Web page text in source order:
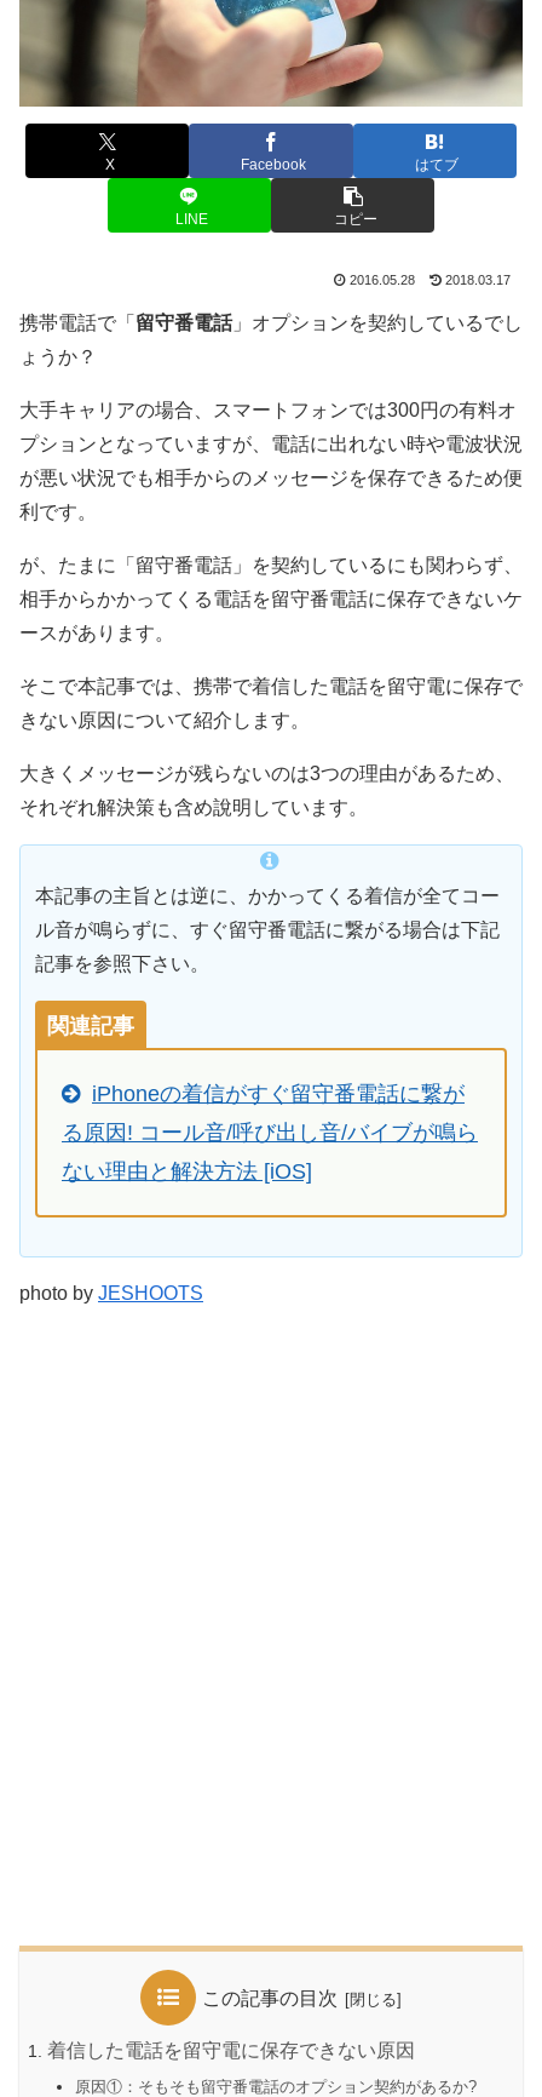
X Facebook はてブ
LINE コピー
2016.05.28 2018.03.17
携帯電話で「 留守番電話」オプションを契約しているでし
ょうか？
大手キャリアの場合、スマートフォンでは300円の有料オ
プションとなっていますが、電話に出れない時や電波状況
が悪い状況でも相手からのメッセージを保存できるため便
利です。
が、たまに「留守番電話」を契約しているにも関わらず、
相手からかかってくる電話を留守番電話に保存できないケ
ースがあります。
そこで本記事では、携帯で着信した電話を留守電に保存で
きない原因について紹介します。
大きくメッセージが残らないのは3つの理由があるため、
それぞれ解決策も含め說明しています。
本記事の主旨とは逆に、かかってくる着信が全てコー
ル音が鳴らずに、すぐ留守番電話に繋がる場合は下記
記事を参照下さい。
関連記事
iPhoneの着信がすぐ留守番電話に繋が
る原因! コール音/呼び出し音/バイブが鳴ら
ない理由と解決方法 [iOS]
photo by JESHOOTS
この記事の目次
着信した電話を留守電に保存できない原因
原因①：そもそも留守番電話のオプション契約があるか?